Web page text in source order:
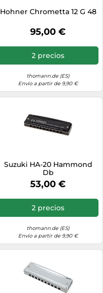
Hohner Chrometta 12 G 48
95,00 €
2 precios
thomann.de (ES)
Envío a partir de 9,90 €
Suzuki HA-20 Hammond
Db
53,00 €
2 precios
thomann.de (ES)
Envío a partir de 9,90 €